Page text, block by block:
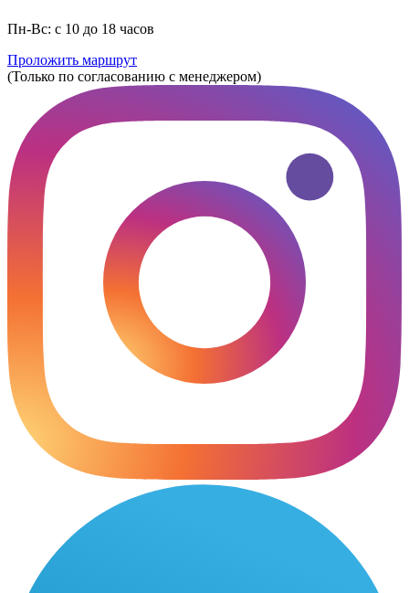
Пн-Вс: с 10 до 18 часов
Проложить маршрут
(Только по согласованию с менеджером)